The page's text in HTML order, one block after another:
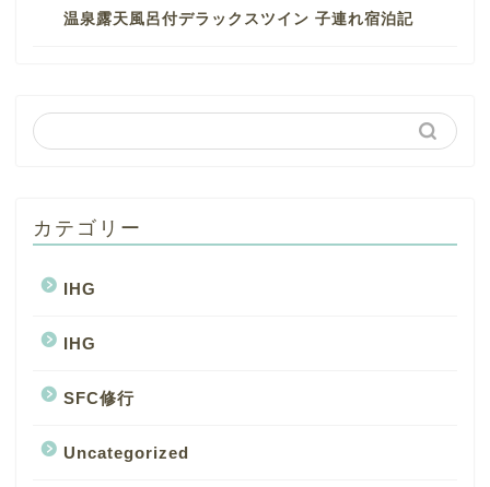
温泉露天風呂付デラックスツイン 子連れ宿泊記
カテゴリー
IHG
IHG
SFC修行
Uncategorized